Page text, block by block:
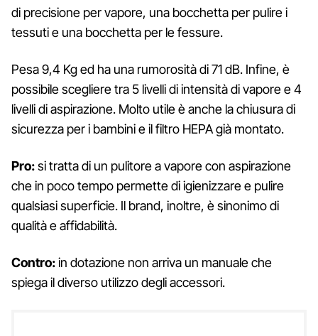
di precisione per vapore, una bocchetta per pulire i
tessuti e una bocchetta per le fessure.
Pesa 9,4 Kg ed ha una rumorosità di 71 dB. Infine, è
possibile scegliere tra 5 livelli di intensità di vapore e 4
livelli di aspirazione. Molto utile è anche la chiusura di
sicurezza per i bambini e il filtro HEPA già montato.
Pro:si tratta di un pulitore a vapore con aspirazione
che in poco tempo permette di igienizzare e pulire
qualsiasi superficie. Il brand, inoltre, è sinonimo di
qualità e affidabilità.
Contro:in dotazione non arriva un manuale che
spiega il diverso utilizzo degli accessori.